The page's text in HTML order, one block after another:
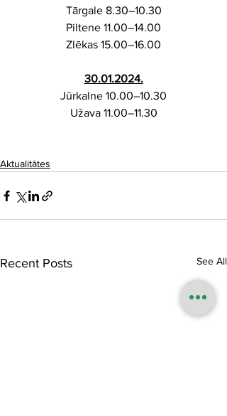
Tārgale 8.30–10.30
Piltene 11.00–14.00
Zlēkas 15.00–16.00
30.01.2024.
Jūrkalne 10.00–10.30
Užava 11.00–11.30
Aktualitātes
Recent Posts See All